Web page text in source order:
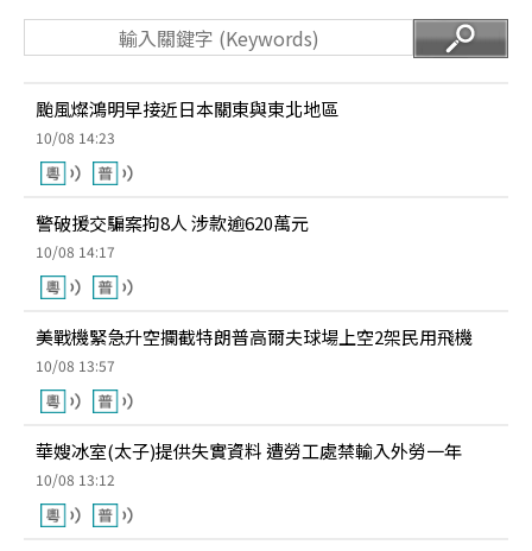
颱風燦鴻明早接近日本關東與東北地區
10/08 14:23
警破援交騙案拘8人 涉款逾620萬元
10/08 14:17
美戰機緊急升空攔截特朗普高爾夫球場上空2架民用飛機
10/08 13:57
華嫂冰室(太子)提供失實資料 遭勞工處禁輸入外勞一年
10/08 13:12